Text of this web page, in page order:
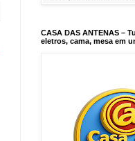
CASA DAS ANTENAS –
eletros, cama, mesa em